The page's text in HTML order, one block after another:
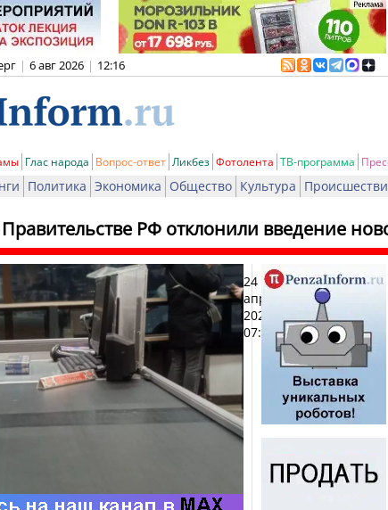
| 6 авг 2026 | 12:16
Глас народа Вопрос-ответ Ликбез Фотолента ТВ-программа
Политика Экономика Общество Культура
РФ отклонили введение
24
апреля
2024,
07:57